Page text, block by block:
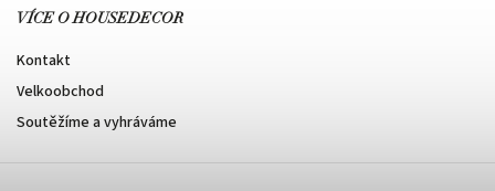
VÍCE O HOUSEDECOR
Kontakt
Velkoobchod
Soutěžíme a vyhráváme